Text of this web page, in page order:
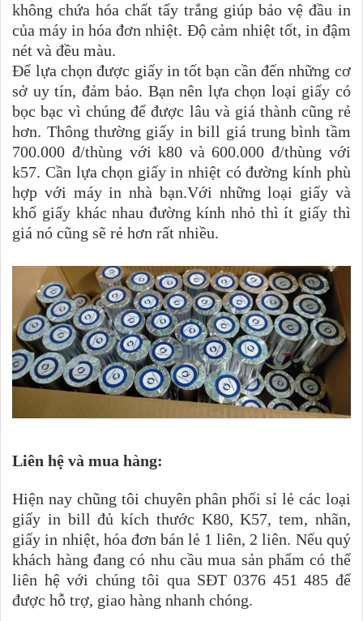
không chứa hóa chất tẩy trắng giúp bảo vệ đầu in
của máy in hóa đơn nhiệt. Độ cảm nhiệt tốt, in đậm
nét và đều màu.
Để lựa chọn được giấy in tốt bạn cần đến những cơ
sở uy tín, đảm bảo. Bạn nên lựa chọn loại giấy có
bọc bạc vì chúng để được lâu và giá thành cũng rẻ
hơn. Thông thường giấy in bill giá trung bình tầm
700.000 đ/thùng với k80 và 600.000 đ/thùng với
k57. Cần lựa chọn giấy in nhiệt có đường kính phù
hợp với máy in nhà bạn.Với những loại giấy và
khổ giấy khác nhau đường kính nhỏ thì ít giấy thì
giá nó cũng sẽ rẻ hơn rất nhiều.
Liên hệ và mua hàng:
Hiện nay chũng tôi chuyên phân phối sỉ lẻ các loại
giấy in bill đủ kích thước K80, K57, tem, nhãn,
giấy in nhiệt, hóa đơn bán lẻ 1 liên, 2 liên. Nếu quý
khách hàng đang có nhu cầu mua sản phẩm có thể
liên hệ với chúng tôi qua SĐT 0376 451 485 để
được hỗ trợ, giao hàng nhanh chóng.